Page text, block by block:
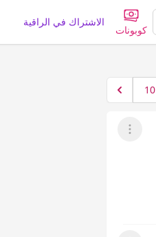
كوبونات
الاشتراك في الراقية
10
عرض القائمة